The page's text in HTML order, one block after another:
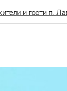
и гости п.